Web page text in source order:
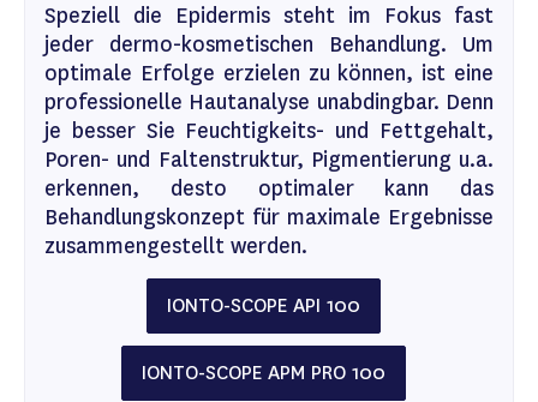
Speziell die Epidermis steht im Fokus fast
jeder dermo-kosmetischen Behandlung. Um
optimale Erfolge erzielen zu können, ist eine
professionelle Hautanalyse unabdingbar. Denn
je besser Sie Feuchtigkeits- und Fettgehalt,
Poren- und Faltenstruktur, Pigmentierung u.a.
erkennen, desto optimaler kann das
Behandlungskonzept für maximale Ergebnisse
zusammengestellt werden.
IONTO-SCOPE API 100
IONTO-SCOPE APM PRO 100